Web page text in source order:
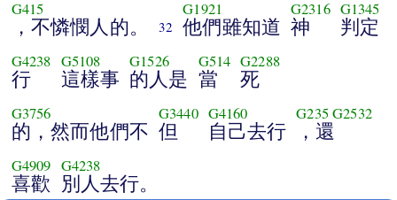
G415
，不憐憫人的。 32
G1921
他們雖知道
G2316
神
G1345
判定
G4238
行
G5108
這樣事
G1526
的人是
G514
當
G2288
死
G3756
的，然而他們不
G3440
但
G4160
自己去行
G235G2532
，還
G4909
喜歡
G4238
別人去行。